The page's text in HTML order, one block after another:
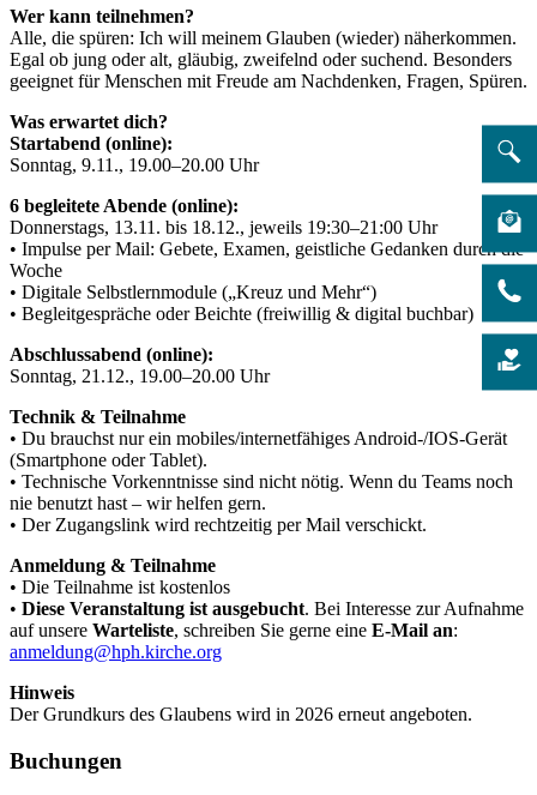
Wer kann teilnehmen?
Alle, die spüren: Ich will meinem Glauben (wieder) näherkommen.
Egal ob jung oder alt, gläubig, zweifelnd oder suchend. Besonders
geeignet für Menschen mit Freude am Nachdenken, Fragen, Spüren.
Was erwartet dich?
Startabend (online):
Sonntag, 9.11., 19.00–20.00 Uhr
6 begleitete Abende (online):
Donnerstags, 13.11. bis 18.12., jeweils 19:30–21:00 Uhr
• Impulse per Mail: Gebete, Examen, geistliche Gedanken durch die
Woche
• Digitale Selbstlernmodule („Kreuz und Mehr“)
• Begleitgespräche oder Beichte (freiwillig & digital buchbar)
Abschlussabend (online):
Sonntag, 21.12., 19.00–20.00 Uhr
Technik & Teilnahme
• Du brauchst nur ein mobiles/internetfähiges Android-/IOS-Gerät
(Smartphone oder Tablet).
• Technische Vorkenntnisse sind nicht nötig. Wenn du Teams noch
nie benutzt hast – wir helfen gern.
• Der Zugangslink wird rechtzeitig per Mail verschickt.
Anmeldung & Teilnahme
• Die Teilnahme ist kostenlos
• Diese Veranstaltung ist ausgebucht. Bei Interesse zur Aufnahme
auf unsere Warteliste, schreiben Sie gerne eine E-Mail an:
anmeldung@hph.kirche.org
Hinweis
Der Grundkurs des Glaubens wird in 2026 erneut angeboten.
Buchungen